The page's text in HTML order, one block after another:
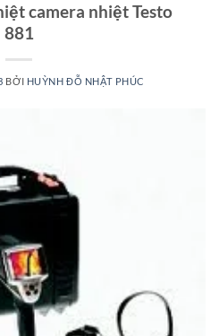
camera nhiệt Testo
881
BỞI HUỲNH ĐỖ NHẬT PHÚC